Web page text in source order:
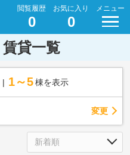
閲覧履歴
0
お気に入り
0
メニュー
貸一覧
1～5 棟を表示
変更